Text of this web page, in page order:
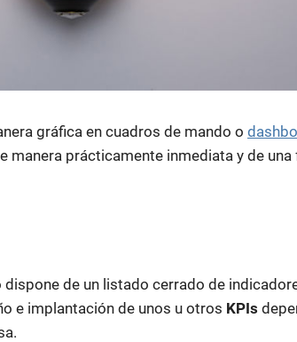
gráfica en cuadros de mando o
prácticamente inmediata y de
dispone de un listado cerrado de
e implantación de unos u otros KPIs